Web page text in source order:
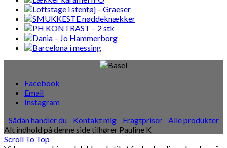
Facebook
Email
Instagram
Sådan handler du
Kontakt mig Fragtpriser
Alle produkter
Alt indhold på denne side tilhører Pauline K
Scroll To Top